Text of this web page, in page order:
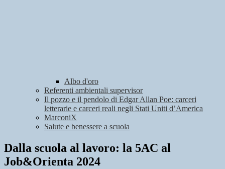
Albo d'oro
Referenti ambientali supervisor
Il pozzo e il pendolo di Edgar Allan Poe: carceri
letterarie e carceri reali negli Stati Uniti d’America
MarconiX
Salute e benessere a scuola
Dalla scuola al lavoro: la 5AC al
Job&Orienta 2024